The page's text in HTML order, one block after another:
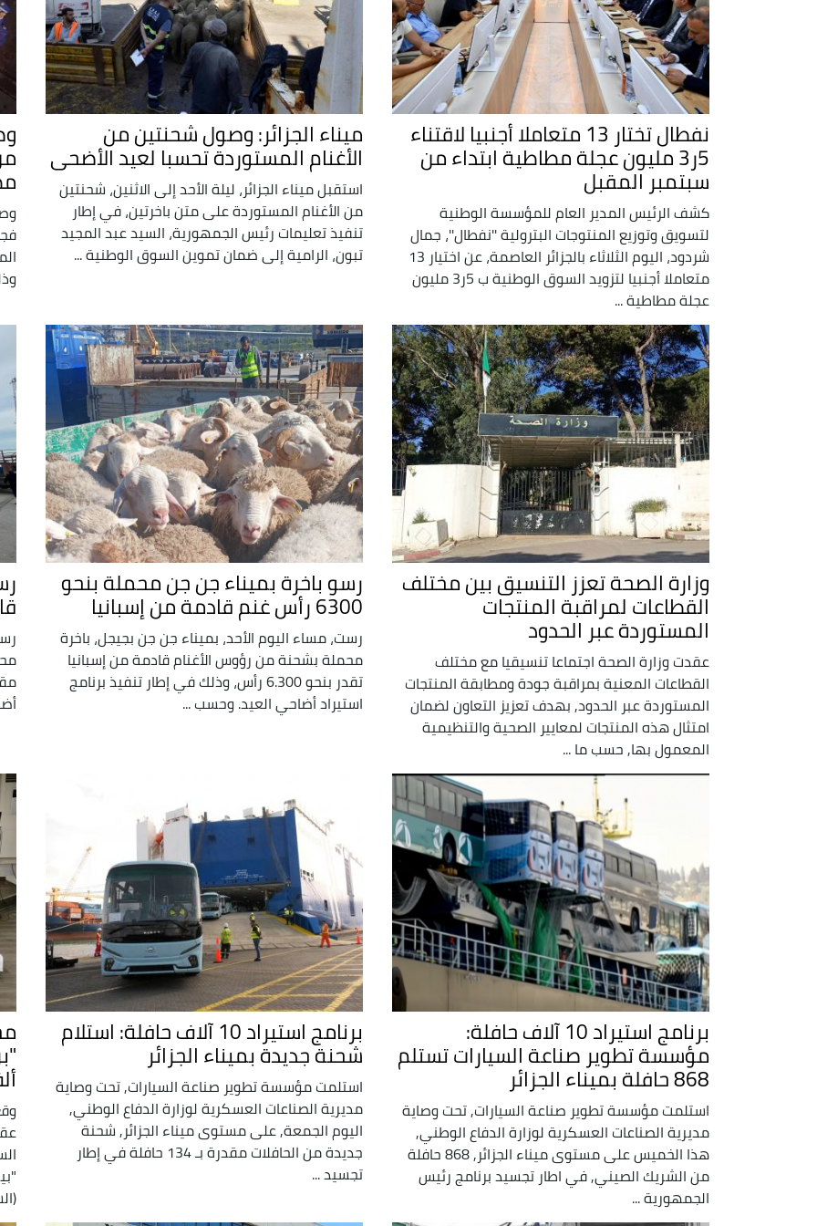
نفطال تختار 13 متعاملا أجنبيا لاقتناء
5ر3 مليون عجلة مطاطية ابتداء من
سبتمبر المقبل
كشف الرئيس المدير العام للمؤسسة الوطنية
لتسويق وتوزيع المنتوجات البترولية ''نفطال''، جمال
شردود، اليوم الثلاثاء بالجزائر العاصمة، عن اختيار 13
متعاملا أجنبيا لتزويد السوق الوطنية ب 5ر3 مليون
عجلة مطاطية ...
ميناء الجزائر: وصول شحنتين من
الأغنام المستوردة تحسبا لعيد الأضحى
استقبل ميناء الجزائر، ليلة الأحد إلى الاثنين، شحنتين
من الأغنام المستوردة على متن باخرتين، في إطار
تنفيذ تعليمات رئيس الجمهورية، السيد عبد المجيد
تبون، الرامية إلى ضمان تموين السوق الوطنية ...
وزارة الصحة تعزز التنسيق بين مختلف
القطاعات لمراقبة المنتجات
المستوردة عبر الحدود
عقدت وزارة الصحة اجتماعا تنسيقيا مع مختلف
القطاعات المعنية بمراقبة جودة ومطابقة المنتجات
المستوردة عبر الحدود, بهدف تعزيز التعاون لضمان
امتثال هذه المنتجات لمعايير الصحية والتنظيمية
المعمول بها, حسب ما ...
رسو باخرة بميناء جن جن محملة بنحو
6300 رأس غنم قادمة من إسبانيا
رست، مساء اليوم الأحد، بميناء جن جن بجيجل، باخرة
محملة بشحنة من رؤوس الأغنام قادمة من إسبانيا
تقدر بنحو 6.300 رأس، وذلك في إطار تنفيذ برنامج
استيراد أضاحي العيد. وحسب ...
برنامج استيراد 10 آلاف حافلة:
مؤسسة تطوير صناعة السيارات تستلم
868 حافلة بميناء الجزائر
استلمت مؤسسة تطوير صناعة السيارات, تحت وصاية
مديرية الصناعات العسكرية لوزارة الدفاع الوطني,
هذا الخميس على مستوى ميناء الجزائر, 868 حافلة
من الشريك الصيني, في اطار تجسيد برنامج رئيس
الجمهورية ...
برنامج استيراد 10 آلاف حافلة: استلام
شحنة جديدة بميناء الجزائر
استلمت مؤسسة تطوير صناعة السيارات, تحت وصاية
مديرية الصناعات العسكرية لوزارة الدفاع الوطني,
اليوم الجمعة, على مستوى ميناء الجزائر, شحنة
جديدة من الحافلات مقدرة بـ 134 حافلة في إطار
تجسيد ...